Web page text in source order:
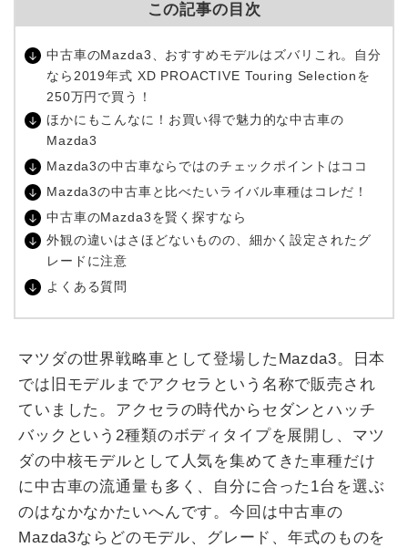
この記事の目次
中古車のMazda3、おすすめモデルはズバリこれ。自分
なら2019年式 XD PROACTIVE Touring Selectionを
250万円で買う！
ほかにもこんなに！お買い得で魅力的な中古車の
Mazda3
Mazda3の中古車ならではのチェックポイントはココ
Mazda3の中古車と比べたいライバル車種はコレだ！
中古車のMazda3を賢く探すなら
外観の違いはさほどないものの、細かく設定されたグ
レードに注意
よくある質問
マツダの世界戦略車として登場したMazda3。日本
では旧モデルまでアクセラという名称で販売され
ていました。アクセラの時代からセダンとハッチ
バックという2種類のボディタイプを展開し、マツ
ダの中核モデルとして人気を集めてきた車種だけ
に中古車の流通量も多く、自分に合った1台を選ぶ
のはなかなかたいへんです。今回は中古車の
Mazda3ならどのモデル、グレード、年式のものを